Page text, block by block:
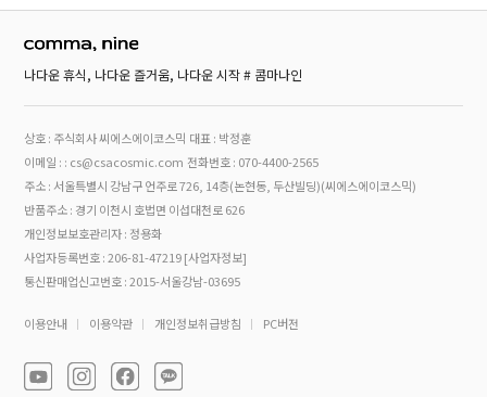
나다운 휴식, 나다운 즐거움, 나다운 시작 # 콤마나인
상호 : 주식회사 씨에스에이코스믹 대표 : 박정훈
이메일 : : cs@csacosmic.com 전화번호 : 070-4400-2565
주소 : 서울특별시 강남구 언주로 726, 14층(논현동, 두산빌딩)(씨에스에이코스믹)
반품주소 : 경기 이천시 호법면 이섭대천로 626
개인정보보호관리자 : 정용화
사업자등록번호 : 206-81-47219[사업자정보]
통신판매업신고번호 : 2015-서울강남-03695
이용안내 이용약관 개인정보취급방침 PC버전